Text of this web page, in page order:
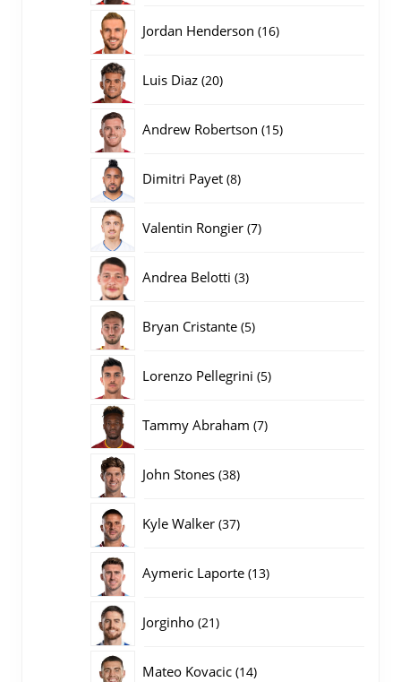
Jordan Henderson 1616
Luis Diaz 2020
Andrew Robertson 1515
Dimitri Payet 88
Valentin Rongier 77
Andrea Belotti 33
Bryan Cristante 55
Lorenzo Pellegrini 55
Tammy Abraham 77
John Stones 3838
Kyle Walker 3737
Aymeric Laporte 1313
Jorginho 2121
Mateo Kovacic 1414